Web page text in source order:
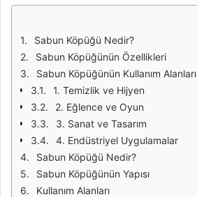
Sabun Köpüğü Nedir?
Sabun Köpüğünün Özellikleri
Sabun Köpüğünün Kullanım Alanları
1. Temizlik ve Hijyen
2. Eğlence ve Oyun
3. Sanat ve Tasarım
4. Endüstriyel Uygulamalar
Sabun Köpüğü Nedir?
Sabun Köpüğünün Yapısı
Kullanım Alanları